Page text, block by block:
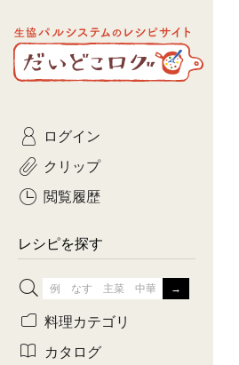
生協パルシステムのレシピ
サイト
だいどこログ
ログイン
クリップ
閲覧履歴
レシピを探す
料理カテゴリ
カタログ